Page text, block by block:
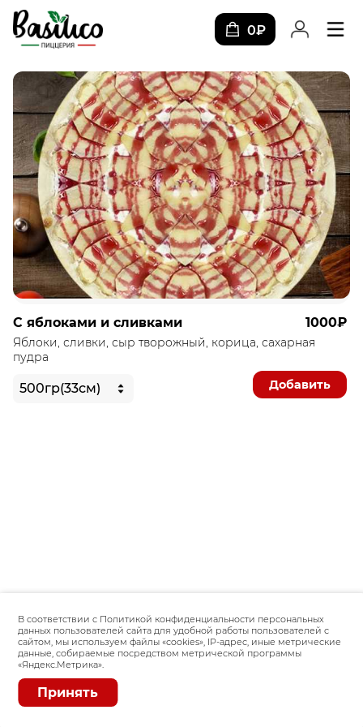
0₽
С яблоками и сливками 1000₽
Яблоки, сливки, сыр творожный, корица, сахарная
пудра
Добавить
В соответствии с Политикой конфиденциальности персональных
данных пользователей сайта для удобной работы пользователей с
сайтом, мы используем файлы «сookies», IP-адрес, иные метрические
данные, собираемые посредством метрической программы
«Яндекс.Метрика».
Принять